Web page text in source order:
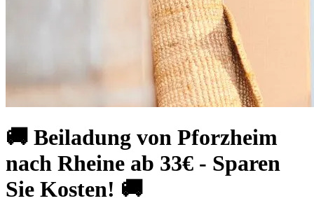
🚚 Beiladung von Pforzheim
nach Rheine ab 33€ - Sparen
Sie Kosten! 🚚